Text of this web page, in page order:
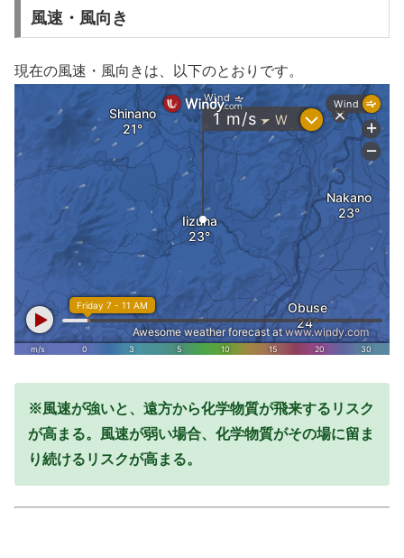
風速・風向き
現在の風速・風向きは、以下のとおりです。
※風速が強いと、遠方から化学物質が飛来するリスク
が高まる。風速が弱い場合、化学物質がその場に留ま
り続けるリスクが高まる。